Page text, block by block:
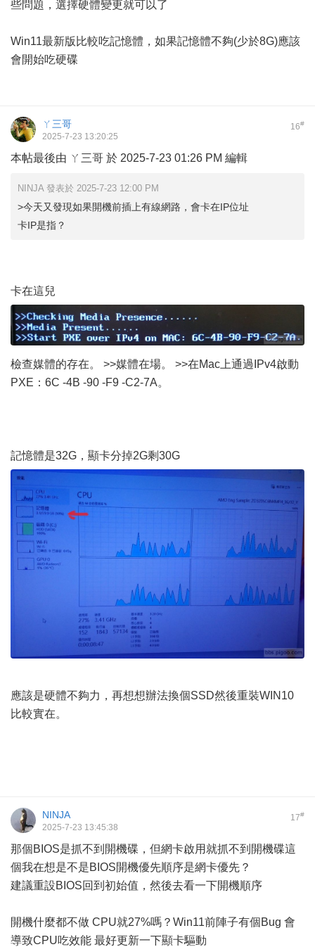
些問題，選擇硬體變更就可以了
Win11最新版比較吃記憶體，如果記憶體不夠(少於8G)應該
會開始吃硬碟
16#
ㄚ三哥
2025-7-23 13:20:25
本帖最後由 ㄚ三哥 於 2025-7-23 01:26 PM 編輯
NINJA 發表於 2025-7-23 12:00 PM
>今天又發現如果開機前插上有線網路，會卡在IP位址
卡IP是指？
卡在這兒
檢查媒體的存在。 >>媒體在場。 >>在Mac上通過IPv4啟動
PXE：6C -4B -90 -F9 -C2-7A。
記憶體是32G，顯卡分掉2G剩30G
應該是硬體不夠力，再想想辦法換個SSD然後重裝WIN10
比較實在。
17#
NINJA
2025-7-23 13:45:38
那個BIOS是抓不到開機碟，但網卡啟用就抓不到開機碟這
個我在想是不是BIOS開機優先順序是網卡優先？
建議重設BIOS回到初始值，然後去看一下開機順序
開機什麼都不做 CPU就27%嗎？Win11前陣子有個Bug 會
導致CPU吃效能 最好更新一下顯卡驅動